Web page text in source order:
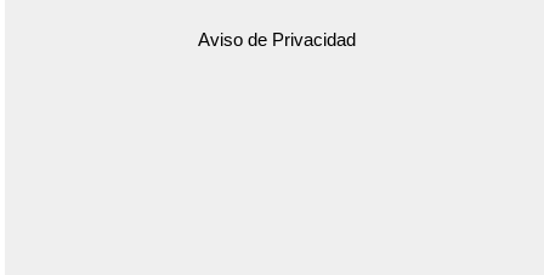
Aviso de Privacidad